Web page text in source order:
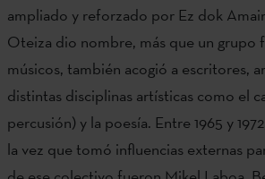
ampliado y reforzado por Ez dok
Oteiza dio nombre, más que un grupo
músicos, también acogió a escritores,
distintas disciplinas artísticas como el
percusión) y la poesía. Entre 1965 y
la vez que tomó influencias externas